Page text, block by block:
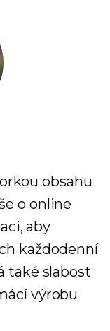
obsahu
o online
aby
každodenní
také slabost
výrobu